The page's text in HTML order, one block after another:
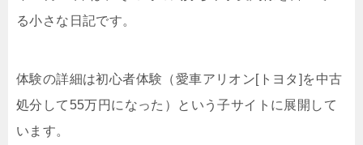
る小さな日記です。
体験の詳細は初心者体験（愛車アリオン[トヨタ]を中古
処分して55万円になった）という子サイトに展開して
います。